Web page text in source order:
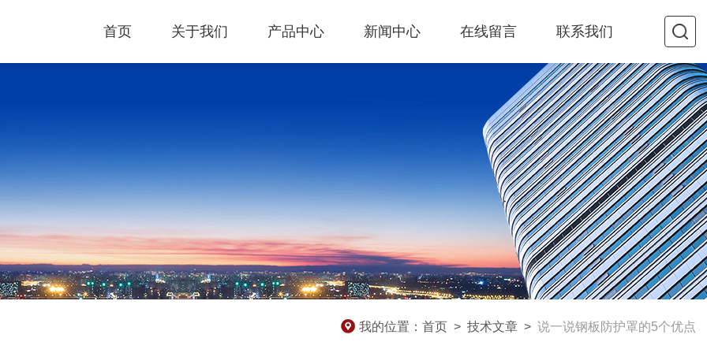
首页 关于我们 产品中心 新闻中心 在线留言 联系我们
我的位置： 首页 > 技术文章 > 说一说钢板防护罩的5个优点